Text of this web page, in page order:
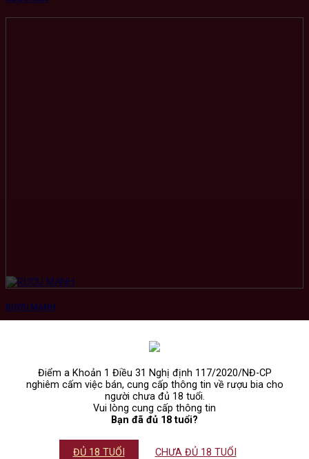
Điểm a Khoản 1 Điều 31 Nghị định 117/2020/NĐ-CP
nghiêm cấm việc bán, cung cấp thông tin về rượu bia cho
người chưa đủ 18 tuổi.
Vui lòng cung cấp thông tin
Bạn đã đủ 18 tuổi?
ĐỦ 18 TUỔI CHƯA ĐỦ 18 TUỔI
RƯỢU MẠNH